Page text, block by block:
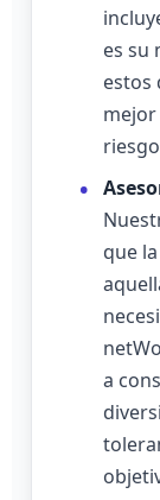
es su
estos
mejor
que
a